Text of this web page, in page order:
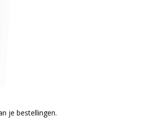
je bestellingen.